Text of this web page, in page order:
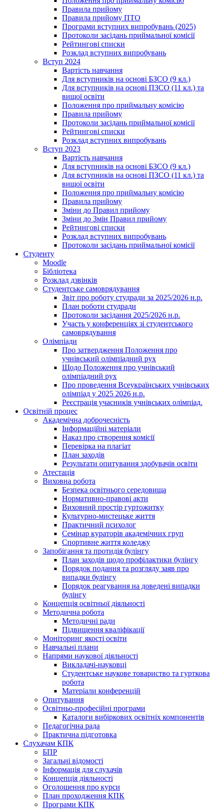
Правила прийому
Правила прийому ПТО
Програми вступних випробувань (2025)
Протоколи засідань приймальної комісії
Рейтингові списки
Розклад вступних випробувань
Вступ 2024
Вартість навчання
Для вступників на основі БЗСО (9 кл.)
Для вступників на основі ПЗСО (11 кл.) та
вищої освіти
Положення про приймальну комісію
Правила прийому
Протоколи засідань приймальної комісії
Рейтингові списки
Розклад вступних випробувань
Вступ 2023
Вартість навчання
Для вступників на основі БЗСО (9 кл.)
Для вступників на основі ПЗСО (11 кл.) та
вищої освіти
Положення про приймальну комісію
Правила прийому
Зміни до Правил прийому
Зміни до Змін Правил прийому
Рейтингові списки
Розклад вступних випробувань
Протоколи засідань приймальної комісії
Студенту
Moodle
Бібліотека
Розклад дзвінків
Студентське самоврядування
Звіт про роботу студради за 2025/2026 н.р.
План роботи студради
Протоколи засідання 2025/2026 н.р.
Участь у конференціях зі студентського
самоврядування
Олімпіади
Про затвердження Положення про
учнівський олімпіадний рух
Щодо Положення про учнівський
олімпіадний рух
Про проведення Всеукраїнських учнівських
олімпіад у 2025 2026 н.р.
Реєстрація учасників учнівських олімпіад.
Освітній процес
Академічна доброчесність
Інформаційні матеріали
Наказ про створення комісії
Перевірка на плагіат
План заходів
Результати опитування здобувачів освіти
Атестація
Виховна робота
Безпека освітнього середовища
Нормативно-правові акти
Виховний простір гуртожитку
Культурно-мистецьке життя
Практичний психолог
Семінар кураторів академічних груп
Спортивне життя коледжу
Запобігання та протидія булінгу
План заходів щодо профілактики булінгу
Порядок подання та розгляду заяв про
випадки булінгу
Порядок реагування на доведені випадки
булінгу
Концепція освітньої діяльності
Методична робота
Методичні ради
Підвищення кваліфікації
Моніторинг якості освіти
Навчальні плани
Напрями наукової діяльності
Викладачі-науковці
Студентське наукове товариство та гурткова
робота
Матеріали конференцій
Опитування
Освітньо-професійні програми
Каталоги вибіркових освітніх компонентів
Педагогічна рада
Практична підготовка
Слухачам КПК
БПР
Загальні відомості
Інформація для слухачів
Концепція діяльності
Оголошення про курси
План проходження КПК
Програми КПК